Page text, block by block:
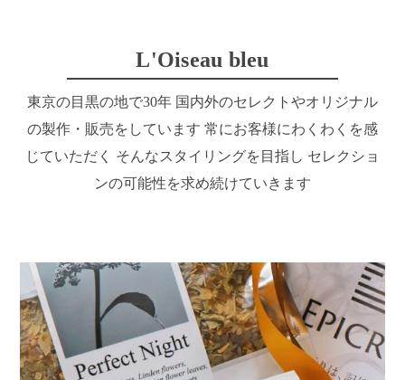
L'Oiseau bleu
東京の目黒の地で30年 国内外のセレクトやオリジナル
の製作・販売をしています 常にお客様にわくわくを感
じていただく そんなスタイリングを目指し セレクショ
ンの可能性を求め続けていきます